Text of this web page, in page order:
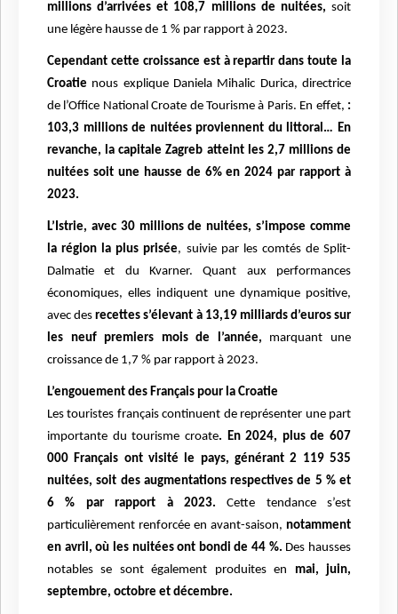
millions d’arrivées et 108,7 millions de nuitées, soit
une légère hausse de 1 % par rapport à 2023.
Cependant cette croissance est à repartir dans toute la
Croatie nous explique Daniela Mihalic Durica, directrice
de l’Office National Croate de Tourisme à Paris. En effet, :
103,3 millions de nuitées proviennent du littoral… En
revanche, la capitale Zagreb atteint les 2,7 millions de
nuitées soit une hausse de 6% en 2024 par rapport à
2023.
L’Istrie, avec 30 millions de nuitées, s’impose comme
la région la plus prisée, suivie par les comtés de Split-
Dalmatie et du Kvarner. Quant aux performances
économiques, elles indiquent une dynamique positive,
avec desrecettes s’élevant à 13,19 milliards d’euros sur
les neuf premiers mois de l’année, marquant une
croissance de 1,7 % par rapport à 2023.
L’engouement des Français pour la Croatie
Les touristes français continuent de représenter une part
importante du tourisme croate. En 2024, plus de 607
000 Français ont visité le pays, générant 2 119 535
nuitées, soit des augmentations respectives de 5 % et
6 % par rapport à 2023.Cette tendance s’est
particulièrement renforcée en avant-saison, notamment
en avril, où les nuitées ont bondi de 44 %. Des hausses
notables se sont également produites en mai, juin,
septembre, octobre et décembre.